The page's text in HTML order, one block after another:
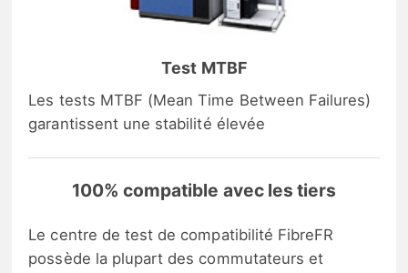
Test MTBF
Les tests MTBF (Mean Time Between Failures)
garantissent une stabilité élevée
100% compatible avec les tiers
Le centre de test de compatibilité FibreFR
possède la plupart des commutateurs et